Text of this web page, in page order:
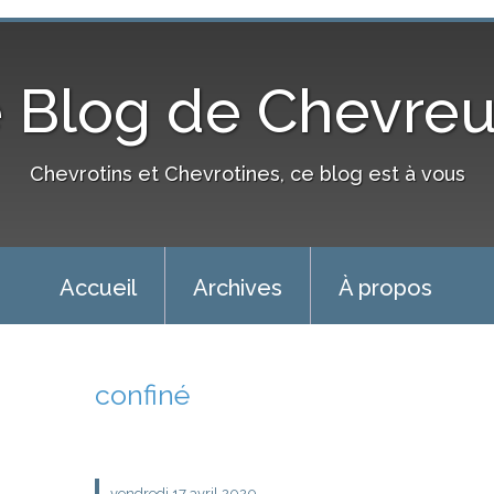
Blog de
Chevrotins et Chevrotines, ce blog est à vous
Accueil Archives À propos
confiné